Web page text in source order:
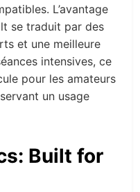
L’avantage
se traduit par des
et une meilleure
intensives, ce
pour les amateurs
un usage
Built for